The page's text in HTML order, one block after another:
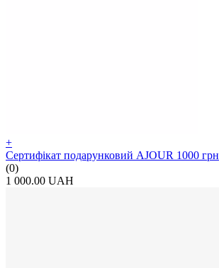
+
Сертифікат подарунковий AJOUR 1000 грн
(0)
1 000.00 UAH